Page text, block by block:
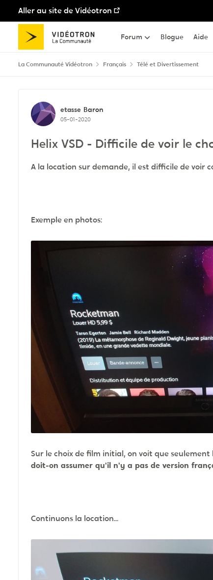
Aller au site de Vidéotron
Passer au contenu
Forum Blogue Aide
La Communauté Vidéotron Français Télé et Divertissement
Discussion de forum
etasse Baron
05-01-2020
Helix VSD - Difficile de voir le
A la location sur demande, il est difficile de voir
Exemple en photos:
Sur le choix de film initial, on voit que seulement
doit-on assumer qu'il n'y a pas de version
Continuons la location...